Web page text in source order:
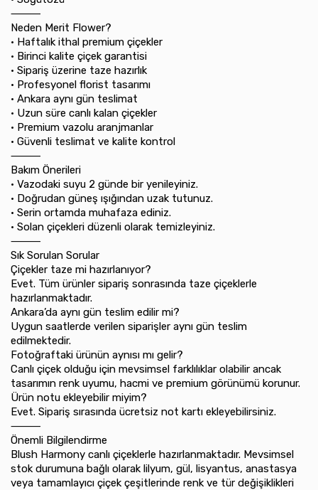
⸻
Neden Merit Flower?
•⁠ ⁠Haftalık ithal premium çiçekler
•⁠ ⁠Birinci kalite çiçek garantisi
•⁠ ⁠Sipariş üzerine taze hazırlık
•⁠ ⁠Profesyonel florist tasarımı
•⁠ ⁠Ankara aynı gün teslimat
•⁠ ⁠Uzun süre canlı kalan çiçekler
•⁠ ⁠Premium vazolu aranjmanlar
•⁠ ⁠Güvenli teslimat ve kalite kontrol
⸻
Bakım Önerileri
•⁠ ⁠Vazodaki suyu 2 günde bir yenileyiniz.
•⁠ ⁠Doğrudan güneş ışığından uzak tutunuz.
•⁠ ⁠Serin ortamda muhafaza ediniz.
•⁠ ⁠Solan çiçekleri düzenli olarak temizleyiniz.
⸻
Sık Sorulan Sorular
Çiçekler taze mi hazırlanıyor?
Evet. Tüm ürünler sipariş sonrasında taze çiçeklerle
hazırlanmaktadır.
Ankara’da aynı gün teslim edilir mi?
Uygun saatlerde verilen siparişler aynı gün teslim
edilmektedir.
Fotoğraftaki ürünün aynısı mı gelir?
Canlı çiçek olduğu için mevsimsel farklılıklar olabilir ancak
tasarımın renk uyumu, hacmi ve premium görünümü korunur.
Ürün notu ekleyebilir miyim?
Evet. Sipariş sırasında ücretsiz not kartı ekleyebilirsiniz.
⸻
Önemli Bilgilendirme
Blush Harmony canlı çiçeklerle hazırlanmaktadır. Mevsimsel
stok durumuna bağlı olarak lilyum, gül, lisyantus, anastasya
veya tamamlayıcı çiçek çeşitlerinde renk ve tür değişiklikleri